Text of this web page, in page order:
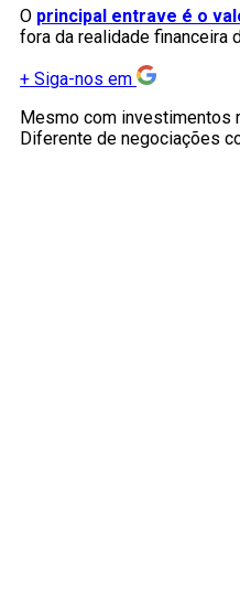
O principal entrave é o
fora da realidade financeira
+ Siga-nos em
Mesmo com investimentos
Diferente de negociações